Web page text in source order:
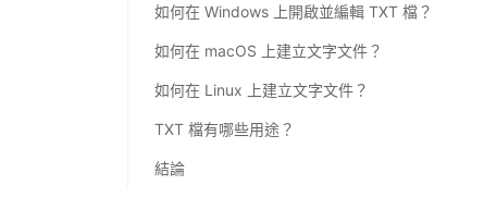
如何在 Windows 上開啟並編輯 TXT 檔？
如何在 macOS 上建立文字文件？
如何在 Linux 上建立文字文件？
TXT 檔有哪些用途？
結論